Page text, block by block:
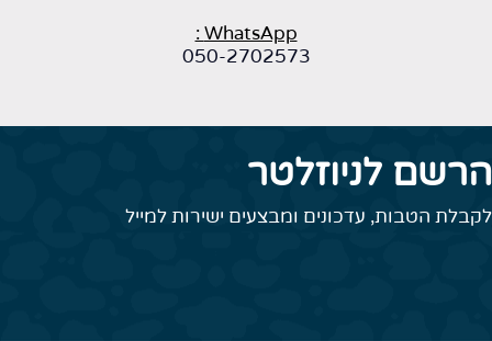
WhatsApp :
050-2702573
לניוזלטר
הטבות, עדכונים ומבצעים ישירות למייל